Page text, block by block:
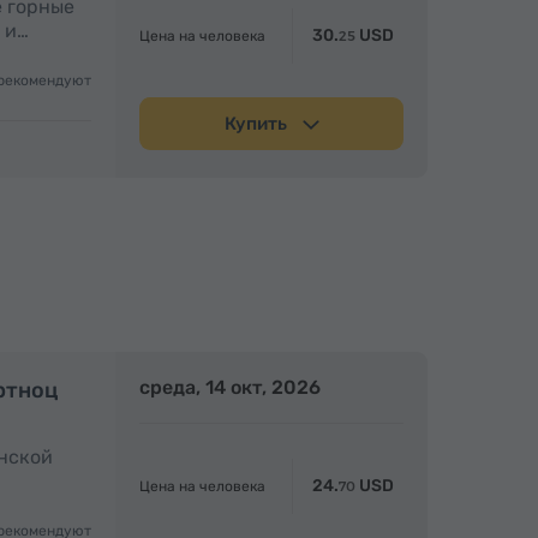
горные
и…
Цена на человека 30.25 USD
Купить
Полдня среда, 14 окт, 2026
Цена на человека 24.70 USD